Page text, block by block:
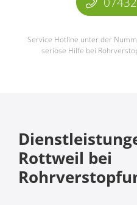
Service Hotline unter der
seriöse Hilfe bei
Rottweil bei